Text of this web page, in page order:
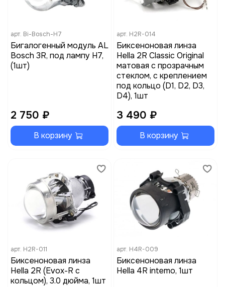
арт. Bi-Bosch-H7
Бигалогенный модуль AL
Bosch 3R, под лампу H7,
(1шт)
2 750 ₽
В корзину
арт. H2R-014
Биксеноновая линза
Hella 2R Classic Original
матовая с прозрачным
стеклом, с креплением
под кольцо (D1, D2, D3,
D4), 1шт
3 490 ₽
В корзину
арт. H2R-011
Биксеноновая линза
Hella 2R (Evox-R с
кольцом), 3.0 дюйма, 1шт
арт. H4R-009
Биксеноновая линза
Hella 4R intemo, 1шт